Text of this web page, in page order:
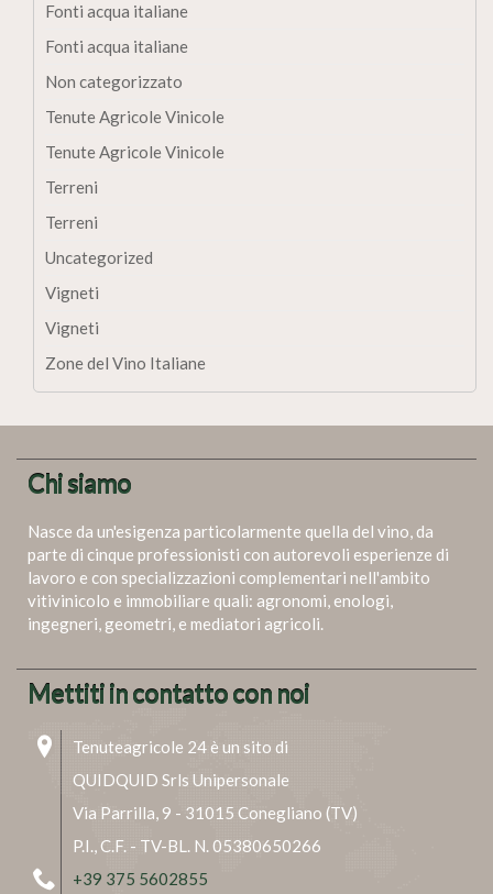
Fonti acqua italiane
Fonti acqua italiane
Non categorizzato
Tenute Agricole Vinicole
Tenute Agricole Vinicole
Terreni
Terreni
Uncategorized
Vigneti
Vigneti
Zone del Vino Italiane
Chi siamo
Nasce da un'esigenza particolarmente quella del vino, da
parte di cinque professionisti con autorevoli esperienze di
lavoro e con specializzazioni complementari nell'ambito
vitivinicolo e immobiliare quali: agronomi, enologi,
ingegneri, geometri, e mediatori agricoli.
Mettiti in contatto con noi
Tenuteagricole 24 è un sito di
QUIDQUID Srls Unipersonale
Via Parrilla, 9 - 31015 Conegliano (TV)
P.I., C.F. - TV-BL. N. 05380650266
+39 375 5602855